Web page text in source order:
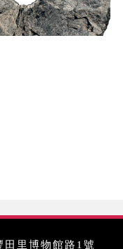
里博物館路1號